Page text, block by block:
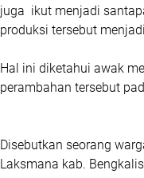
juga ikut menjadi
produksi tersebut
Hal ini diketahui awak
perambahan tersebut
Disebutkan seorang
Laksmana kab.